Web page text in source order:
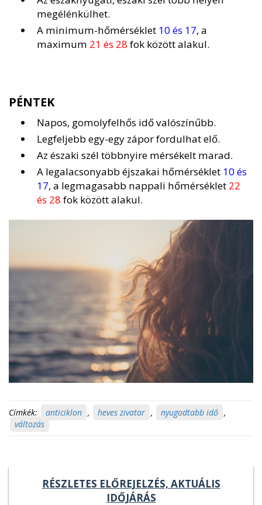
megélénkülhet.
A minimum-hőmérséklet 10 és 17, a
maximum 21 és 28 fok között alakul.
PÉNTEK
Napos, gomolyfelhős idő valószínűbb.
Legfeljebb egy-egy zápor fordulhat elő.
Az északi szél többnyire mérsékelt marad.
A legalacsonyabb éjszakai hőmérséklet 10 és
17, a legmagasabb nappali hőmérséklet 22
és 28 fok között alakul.
Címkék: anticiklon , heves zivatar , nyugodtabb idő ,
változás
RÉSZLETES ELŐREJELZÉS, AKTUÁLIS
IDŐJÁRÁS